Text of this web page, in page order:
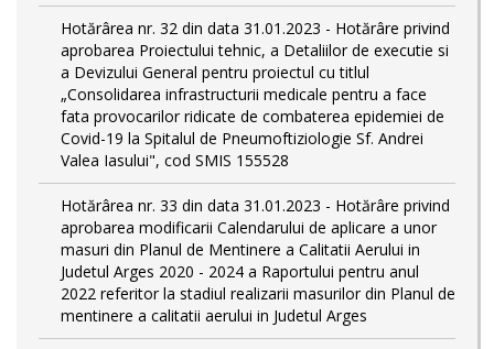
Hotărârea nr. 32 din data 31.01.2023 - Hotărâre privind
aprobarea Proiectului tehnic, a Detaliilor de executie si
a Devizului General pentru proiectul cu titlul
„Consolidarea infrastructurii medicale pentru a face
fata provocarilor ridicate de combaterea epidemiei de
Covid-19 la Spitalul de Pneumoftiziologie Sf. Andrei
Valea Iasului", cod SMIS 155528
Hotărârea nr. 33 din data 31.01.2023 - Hotărâre privind
aprobarea modificarii Calendarului de aplicare a unor
masuri din Planul de Mentinere a Calitatii Aerului in
Judetul Arges 2020 - 2024 a Raportului pentru anul
2022 referitor la stadiul realizarii masurilor din Planul de
mentinere a calitatii aerului in Judetul Arges